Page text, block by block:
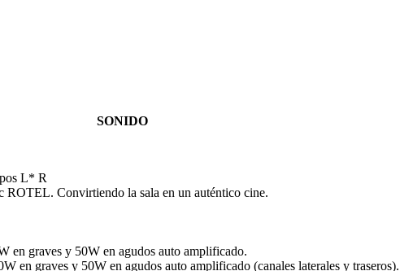
SONIDO
L* R
Convirtiendo la sala en un auténtico cine.
en graves y 50W en agudos auto amplificado.
graves y 50W en agudos auto amplificado (canales laterales y traseros).